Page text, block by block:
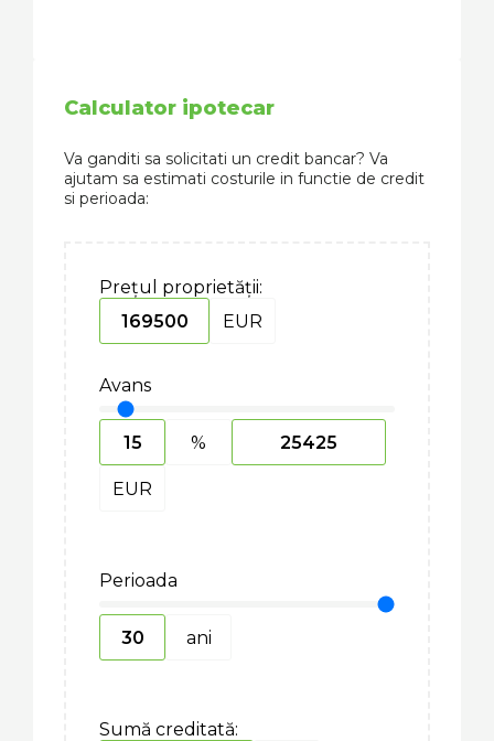
Calculator ipotecar
Va ganditi sa solicitati un credit bancar? Va
ajutam sa estimati costurile in functie de credit
si perioada:
Prețul proprietății:
EUR
Avans
%
EUR
Perioada
ani
Sumă creditată: